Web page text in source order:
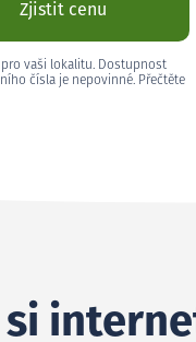
Zjistit cenu
vaši lokalitu. Dostupnost
čísla je nepovinné. Přečtěte